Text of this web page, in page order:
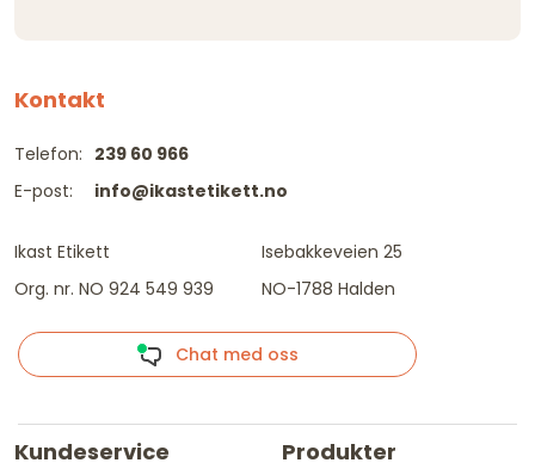
Kontakt
Telefon:
E-post:
239 60 966
info@ikastetikett.no
Ikast Etikett
Org. nr. NO 924 549 939
Isebakkeveien 25
NO-1788 Halden
Chat med oss
Kundeservice Produkter